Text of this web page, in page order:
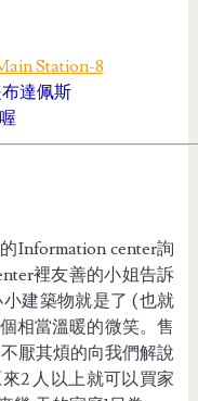
達佩斯
Information center詢
裡友善的小姐告訴
建築物就是了 (也就
相當溫暖的微笑。售
厭其煩的向我們解說
2 人以上就可以買家